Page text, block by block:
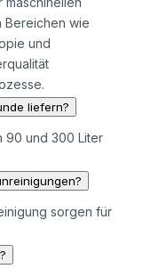
Bereichen wie
und
liefern?
90 und 300 Liter
sorgen für